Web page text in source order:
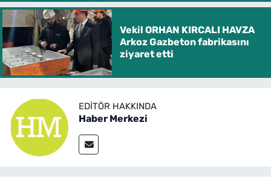
Vekil ORHAN KIRCALI HAVZA
Arkoz Gazbeton fabrikasını
ziyaret etti
EDITÖR HAKKINDA
Haber Merkezi